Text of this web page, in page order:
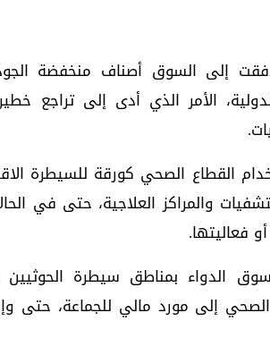
إلى السوق أصناف منخفضة
الأمر الذي أدى إلى تراجع
القطاع الصحي كورقة للسيطرة
والمراكز العلاجية، حتى في
فعاليتها.
بمناطق سيطرة الحوثيين
إلى مورد مالي للجماعة، حتى